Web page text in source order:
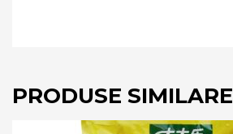
PRODUSE SIMILARE